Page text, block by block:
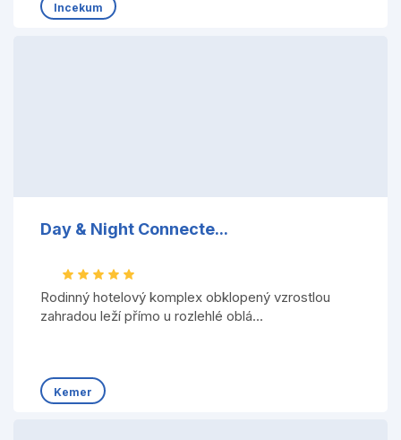
Incekum
Day & Night Connecte...
Rodinný hotelový komplex obklopený vzrostlou
zahradou leží přímo u rozlehlé oblá...
Kemer